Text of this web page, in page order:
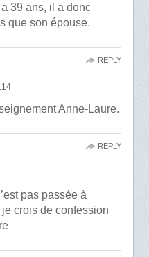
39 ans, il a donc
que son épouse.
Anne-Laure.
REPLY
pas passée à
je crois de confession
REPLY